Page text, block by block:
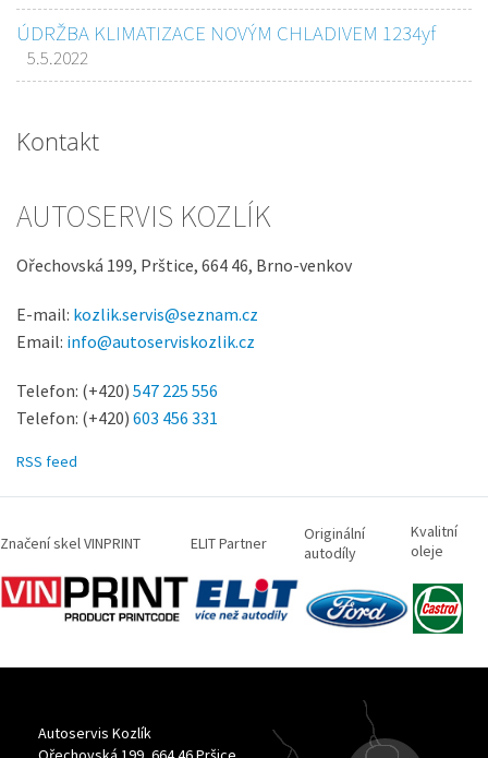
ÚDRŽBA KLIMATIZACE NOVÝM CHLADIVEM 1234yf
5.5.2022
Kontakt
AUTOSERVIS KOZLÍK
Ořechovská 199, Prštice, 664 46, Brno-venkov
E-mail: kozlik.servis@seznam.cz
Email: info@autoserviskozlik.cz
Telefon: (+420) 547 225 556
Telefon: (+420) 603 456 331
RSS feed
Značení skel VINPRINT ELIT Partner
Originální
autodíly
Kvalitní
oleje
Autoservis Kozlík